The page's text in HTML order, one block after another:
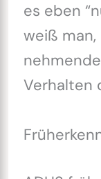
es eben
weiß man,
Verhalten